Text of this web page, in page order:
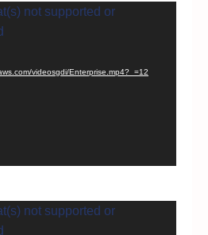
not supported or
videosgdi/Enterprise.mp4?_=12
not supported or